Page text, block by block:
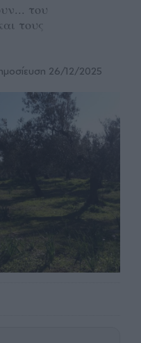
του
τους
26/12/2025